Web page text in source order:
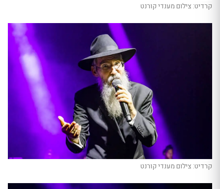
קרדיט: צילום מענדי קורנט
קרדיט: צילום מענדי קורנט